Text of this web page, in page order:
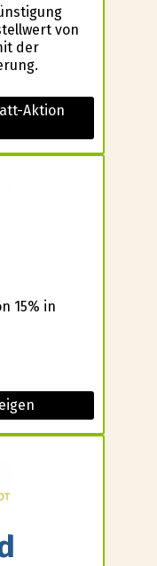
von
der
Aktion
15% in